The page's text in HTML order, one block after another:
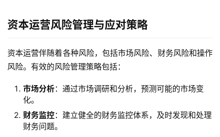
资本运营风险管理与应对策略
资本运营伴随着各种风险，包括市场风险、财务风险和操作
风险。有效的风险管理策略包括：
市场分析：通过市场调研和分析，预测可能的市场变
化。
财务监控：建立健全的财务监控体系，及时发现和处理
财务问题。